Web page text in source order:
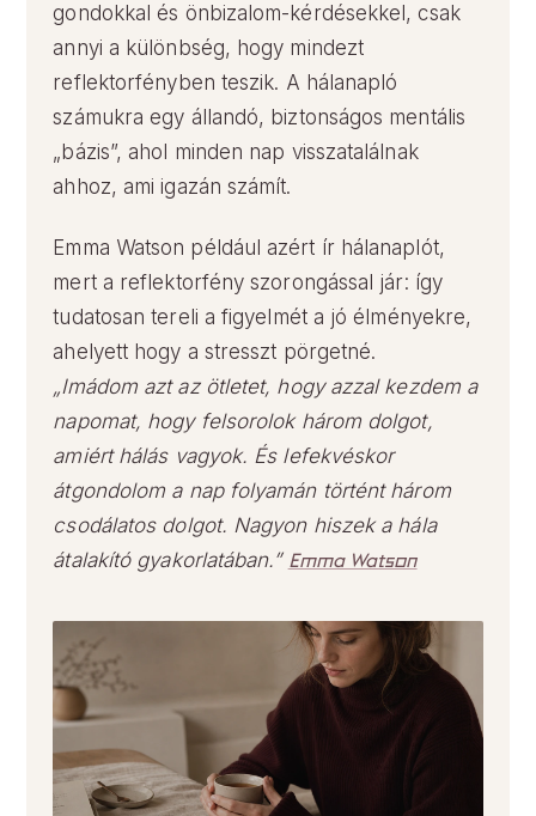
gondokkal és önbizalom-kérdésekkel, csak
annyi a különbség, hogy mindezt
reflektorfényben teszik. A hálanapló
számukra egy állandó, biztonságos mentális
„bázis”, ahol minden nap visszatalálnak
ahhoz, ami igazán számít.
Emma Watson például azért ír hálanaplót,
mert a reflektorfény szorongással jár: így
tudatosan tereli a figyelmét a jó élményekre,
ahelyett hogy a stresszt pörgetné.
„Imádom azt az ötletet, hogy azzal kezdem a
napomat, hogy felsorolok három dolgot,
amiért hálás vagyok. És lefekvéskor
átgondolom a nap folyamán történt három
csodálatos dolgot. Nagyon hiszek a hála
átalakító gyakorlatában.” Emma Watson